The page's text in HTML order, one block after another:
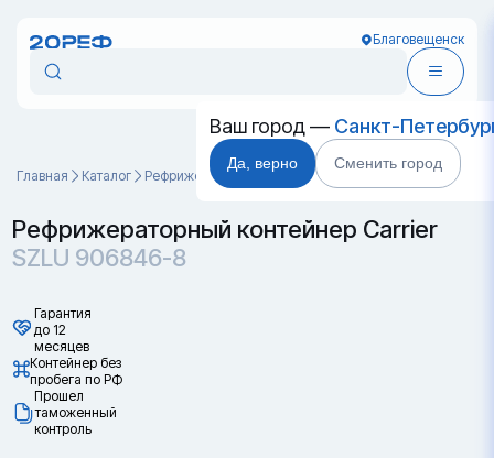
Благовещенск
Ваш город — Санкт-
Да, верно Сменить город
Главная Каталог Рефрижераторные контейнеры SZLU 906846-8
Рефрижераторный контейнер Carrier
SZLU 906846-8
Гарантия
до 12
месяцев
Контейнер без
пробега по РФ
Прошел
таможенный
контроль